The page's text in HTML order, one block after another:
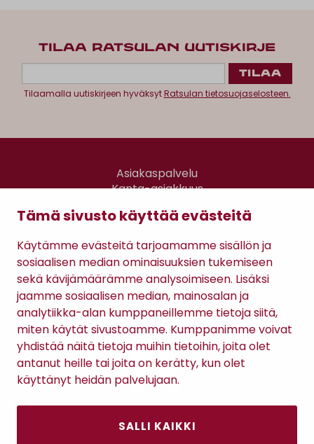
Tämä sivusto käyttää evästeitä
Käytämme evästeitä tarjoamamme sisällön ja
sosiaalisen median ominaisuuksien tukemiseen
sekä kävijämäärämme analysoimiseen. Lisäksi
jaamme sosiaalisen median, mainosalan ja
analytiikka-alan kumppaneillemme tietoja siitä,
miten käytät sivustoamme. Kumppanimme voivat
yhdistää näitä tietoja muihin tietoihin, joita olet
antanut heille tai joita on kerätty, kun olet
käyttänyt heidän palvelujaan.
SALLI KAIKKI
TILAA RATSULAN UUTISKIRJE
Tilaamalla uutiskirjeen hyväksytRatsulan tietosuojaselosteen.
Asiakaspalvelu
Kanta-asiakkuus
Gomee Ratsula Café
Sopimusehdot
Tietosuojaseloste
Maksutavat